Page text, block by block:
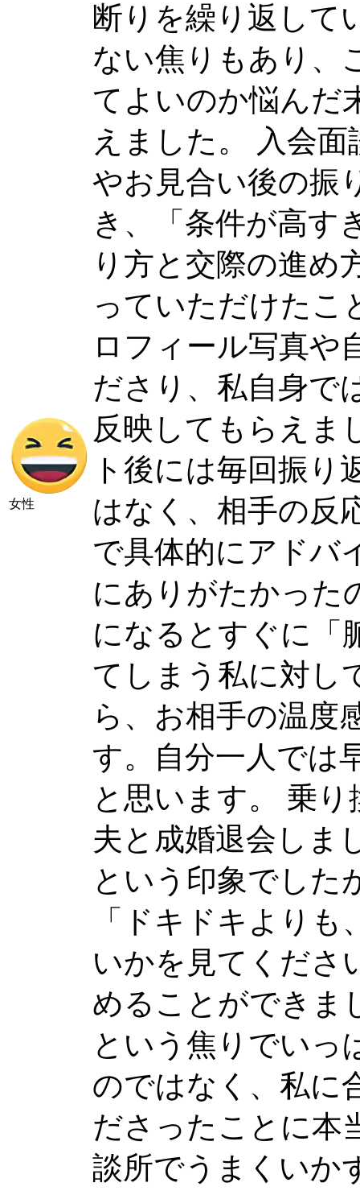
女性
断りを繰り返して
ない焦りもあり、
てよいのか悩んだ
えました。 入会
やお見合い後の振
き、「条件が高す
り方と交際の進め
っていただけたこ
ロフィール写真や
ださり、私自身で
反映してもらえま
ト後には毎回振り
はなく、相手の反
で具体的にアドバ
にありがたかった
になるとすぐに「
てしまう私に対し
ら、お相手の温度
す。自分一人では
と思います。 乗
夫と成婚退会しま
という印象でした
「ドキドキより
いかを見てくださ
めることができま
という焦りでいっ
のではなく、私に
ださったことに本
談所でうまくいか